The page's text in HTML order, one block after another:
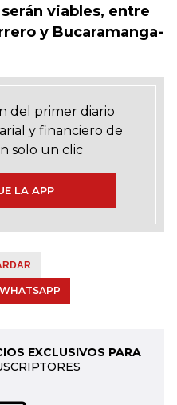
viables, entre
y Bucaramanga-
del primer diario
y financiero de
solo un clic
LA APP
EXCLUSIVOS PARA